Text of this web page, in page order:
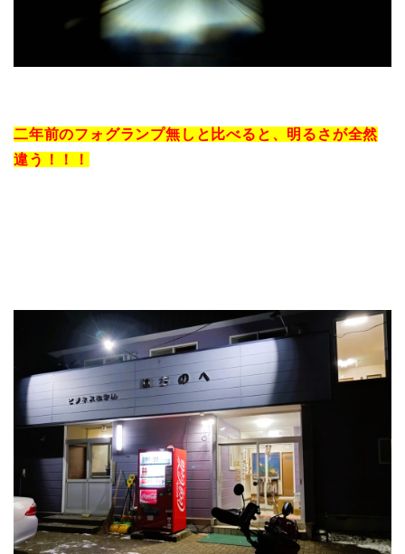
二年前のフォグランプ無しと比べると、明るさが全然
違う！！！